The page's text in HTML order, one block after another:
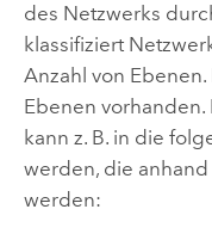
des Netzwerks
klassifiziert
Anzahl von
Ebenen
kann z. B. in die
werden, die
werden: